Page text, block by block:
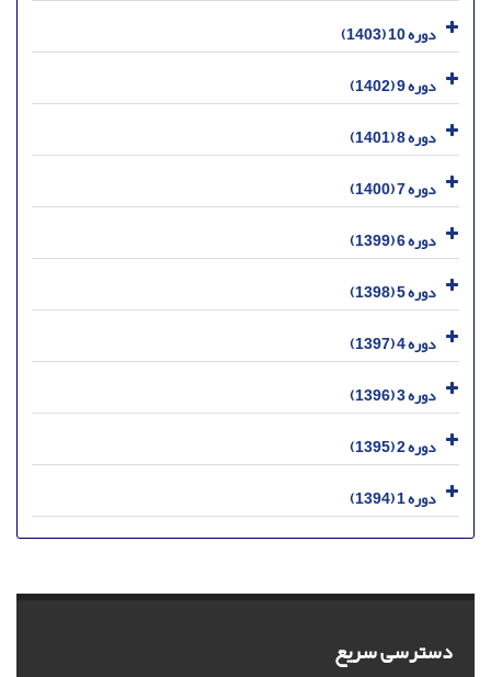
دوره 10 (1403)
دوره 9 (1402)
دوره 8 (1401)
دوره 7 (1400)
دوره 6 (1399)
دوره 5 (1398)
دوره 4 (1397)
دوره 3 (1396)
دوره 2 (1395)
دوره 1 (1394)
دسترسی سریع